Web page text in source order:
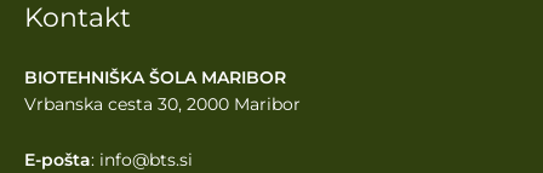
Kontakt
BIOTEHNIŠKA ŠOLA MARIBOR
Vrbanska cesta 30, 2000 Maribor
E-pošta: info@bts.si